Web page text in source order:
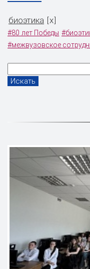
биоэтика x
#80 лет Победы
#межвузовское